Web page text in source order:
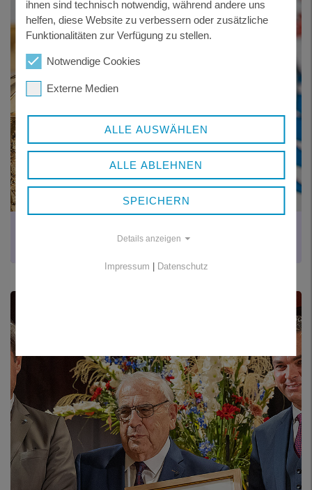
des Landkreises Freyung-Grafenau
ihnen sind technisch notwendig, während andere uns
helfen, diese Website zu verbessern oder zusätzliche
Funktionalitäten zur Verfügung zu stellen.
Notwendige Cookies
Externe Medien
ALLE AUSWÄHLEN
ALLE ABLEHNEN
SPEICHERN
Details anzeigen
Impressum Datenschutz